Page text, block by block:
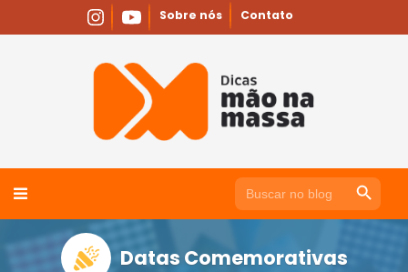
Sobre nós Contato
Search
for:
Search Button
Datas Comemorativas